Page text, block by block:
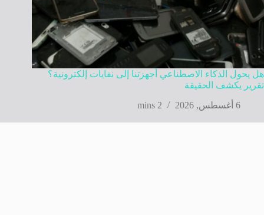
هل يحول الذكاء الاصطناعي أجهزتنا إلى نفايات إلكترونية؟
تقرير يكشف الحقيقة
6 أغسطس, 2026
2 mins